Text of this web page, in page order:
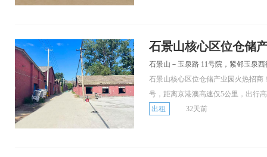
石景山核心区位仓储
石景山－玉泉路 11号院，紧邻玉泉
石景山核心区位仓储产业园火热招商
号，距离京港澳高速仅5公里，出行
出租
32天前